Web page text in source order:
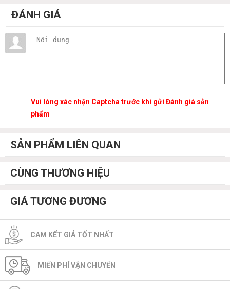
ĐÁNH GIÁ
Vui lòng xác nhận Captcha trước khi gửi Đánh giá sản
phẩm
SẢN PHẨM LIÊN QUAN
CÙNG THƯƠNG HIỆU
GIÁ TƯƠNG ĐƯƠNG
CAM KẾT GIÁ TỐT NHẤT
MIẾN PHÍ VẬN CHUYỂN